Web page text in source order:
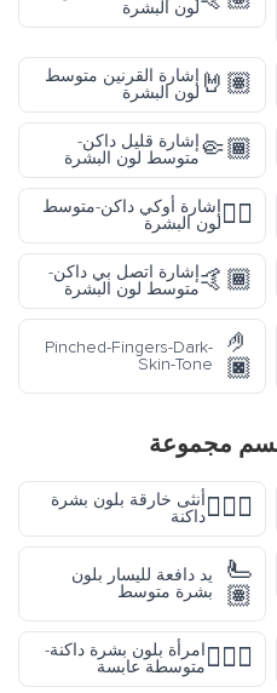
لون البشرة
🤘🏽 إشارة القرنين متوسط
لون البشرة
🤏🏾إشارة قليل داكن-
متوسط لون البشرة
👌🏾إشارة أوكي داكن-متوسط
لون البشرة
🤙🏾إشارة اتصل بي داكن-
متوسط لون البشرة
🤌
🏿
Pinched-Fingers-Dark-
Skin-Tone
مجموعة
🦸🏿‍♀️أنثى خارقة بلون بشرة
داكنة
🫷
🏽
يد دافعة لليسار بلون
بشرة متوسط
🙎🏾‍♀️امرأة بلون بشرة داكنة-
متوسطة عابسة